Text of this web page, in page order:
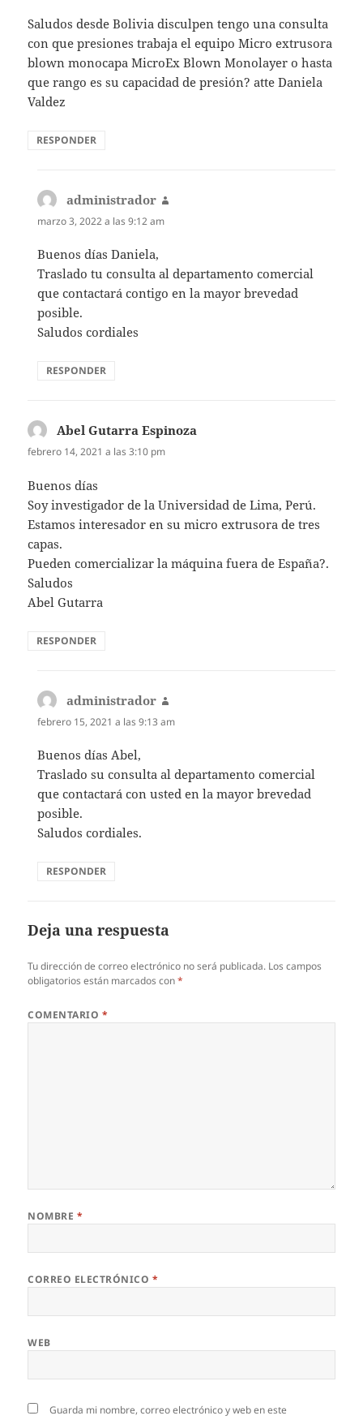
Saludos desde Bolivia disculpen tengo una consulta
con que presiones trabaja el equipo Micro extrusora
blown monocapa MicroEx Blown Monolayer o hasta
que rango es su capacidad de presión? atte Daniela
Valdez
RESPONDER
administrador
marzo 3, 2022 a las 9:12 am
Buenos días Daniela,
Traslado tu consulta al departamento comercial
que contactará contigo en la mayor brevedad
posible.
Saludos cordiales
RESPONDER
Abel Gutarra Espinoza
febrero 14, 2021 a las 3:10 pm
Buenos días
Soy investigador de la Universidad de Lima, Perú.
Estamos interesador en su micro extrusora de tres
capas.
Pueden comercializar la máquina fuera de España?.
Saludos
Abel Gutarra
RESPONDER
administrador
febrero 15, 2021 a las 9:13 am
Buenos días Abel,
Traslado su consulta al departamento comercial
que contactará con usted en la mayor brevedad
posible.
Saludos cordiales.
RESPONDER
Deja una respuesta
Tu dirección de correo electrónico no será publicada. Los campos
obligatorios están marcados con*
COMENTARIO *
NOMBRE *
CORREO ELECTRÓNICO *
WEB
Guarda mi nombre, correo electrónico y web en este